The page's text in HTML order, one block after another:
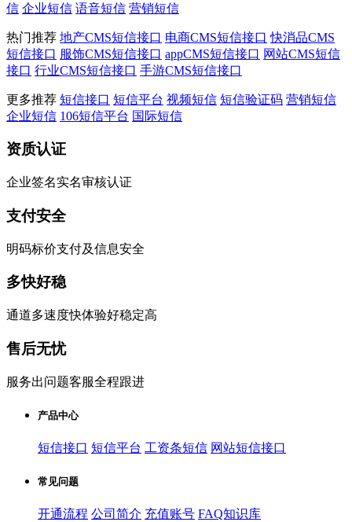
信 企业短信 语音短信 营销短信
热门推荐 地产CMS短信接口 电商CMS短信接口 快消品CMS
短信接口 服饰CMS短信接口 appCMS短信接口 网站CMS短信
接口 行业CMS短信接口 手游CMS短信接口
更多推荐 短信接口 短信平台 视频短信 短信验证码 营销短信
企业短信 106短信平台 国际短信
资质认证
企业签名实名审核认证
支付安全
明码标价支付及信息安全
多快好稳
通道多速度快体验好稳定高
售后无忧
服务出问题客服全程跟进
产品中心
短信接口 短信平台 工资条短信 网站短信接口
常见问题
开通流程 公司简介 充值账号 FAQ知识库